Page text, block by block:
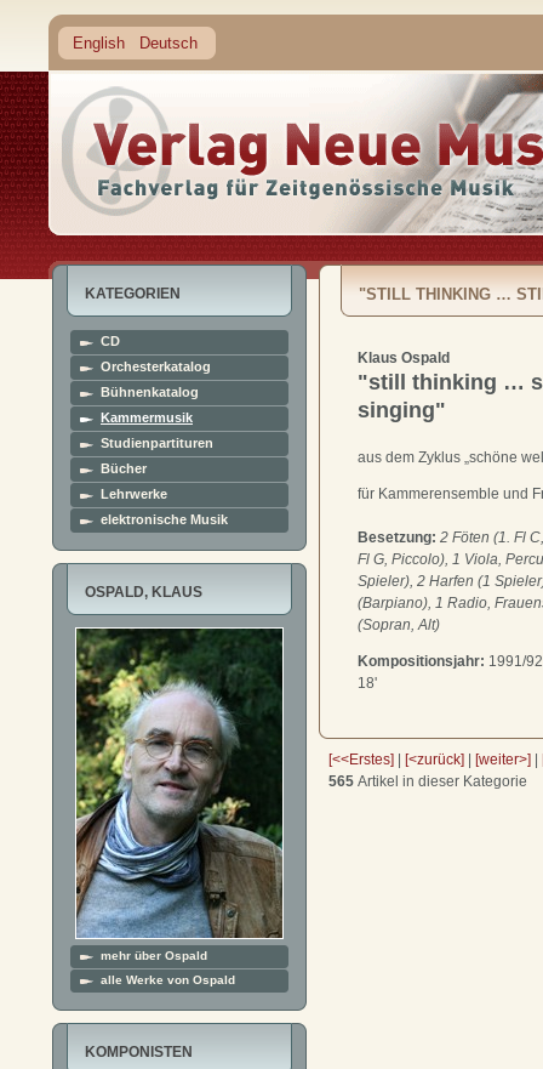
English Deutsch
KATEGORIEN
CD
Orchesterkatalog
Bühnenkatalog
Kammermusik
Studienpartituren
Bücher
Lehrwerke
elektronische Musik
OSPALD, KLAUS
mehr über Ospald
alle Werke von Ospald
KOMPONISTEN
"STILL THINKING …
Klaus Ospald
"still thinking …
singing"
aus dem Zyklus „schöne
für Kammerensemble und
Besetzung: 2 Föten (1. Fl
Fl G, Piccolo), 1 Viola,
Spieler), 2 Harfen (1
(Barpiano), 1 Radio,
(Sopran, Alt)
Kompositionsjahr: 1991/
18'
[<<Erstes] [<zurück] [weiter>]
565 Artikel in dieser Kategorie